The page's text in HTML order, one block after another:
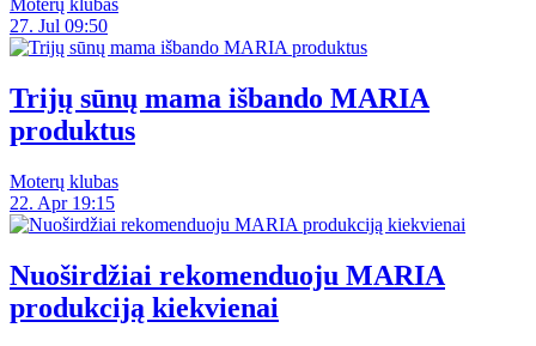
Moterų klubas
27. Jul 09:50
Trijų sūnų mama išbando MARIA
produktus
Moterų klubas
22. Apr 19:15
Nuoširdžiai rekomenduoju MARIA
produkciją kiekvienai